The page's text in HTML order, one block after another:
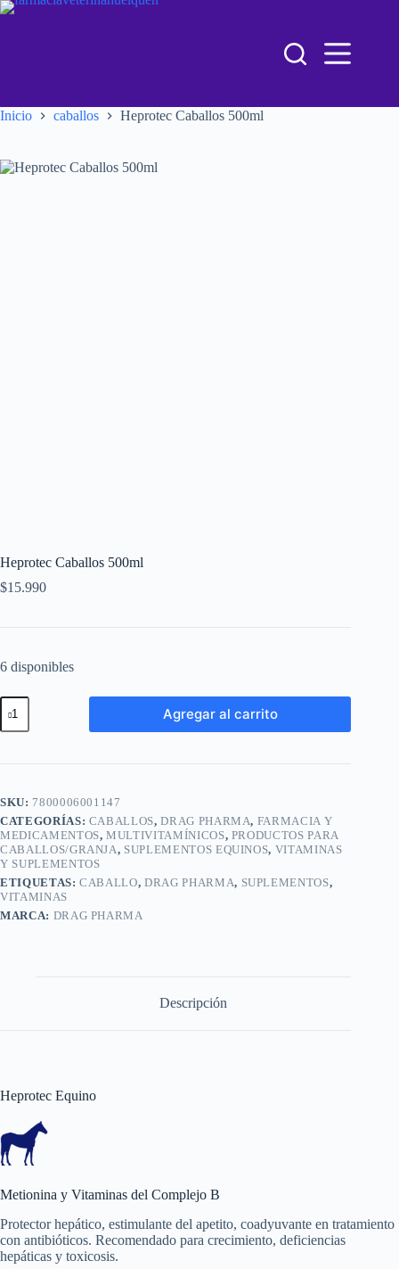
Inicio caballos Heprotec Caballos 500ml
Heprotec Caballos 500ml
$15.990
6 disponibles
Agregar al carrito
SKU: 7800006001147
CATEGORÍAS: CABALLOS,DRAG PHARMA, FARMACIA Y
MEDICAMENTOS,MULTIVITAMÍNICOS, PRODUCTOS PARA
CABALLOS/GRANJA, SUPLEMENTOS EQUINOS, VITAMINAS
Y SUPLEMENTOS
ETIQUETAS:CABALLO,DRAG PHARMA, SUPLEMENTOS,
VITAMINAS
MARCA: DRAG PHARMA
Descripción
Heprotec Equino
Metionina y Vitaminas del Complejo B
Protector hepático, estimulante del apetito, coadyuvante en tratamiento
con antibióticos. Recomendado para crecimiento, deficiencias
hepáticas y toxicosis.